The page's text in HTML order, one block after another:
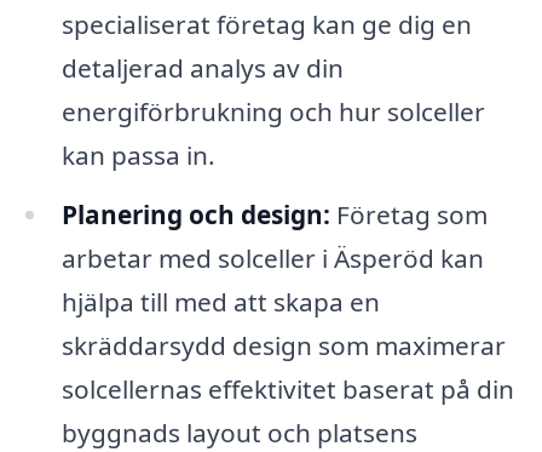
specialiserat företag kan ge dig en
detaljerad analys av din
energiförbrukning och hur solceller
kan passa in.
Planering och design: Företag som
arbetar med solceller i Äsperöd kan
hjälpa till med att skapa en
skräddarsydd design som maximerar
solcellernas effektivitet baserat på din
byggnads layout och platsens